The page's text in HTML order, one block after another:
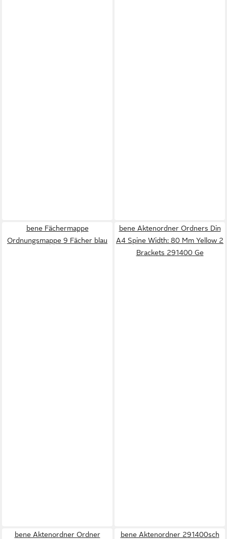
bene Fächermappe
Ordnungsmappe 9 Fächer blau
bene Aktenordner Ordners Din
A4 Spine Width: 80 Mm Yellow 2
Brackets 291400 Ge
bene Aktenordner Ordner
bene Aktenordner 291400sch